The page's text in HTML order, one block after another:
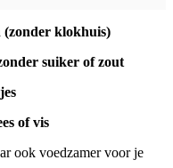
(zonder klokhuis)
suiker of zout
ofvis
ook voedzamer voor je